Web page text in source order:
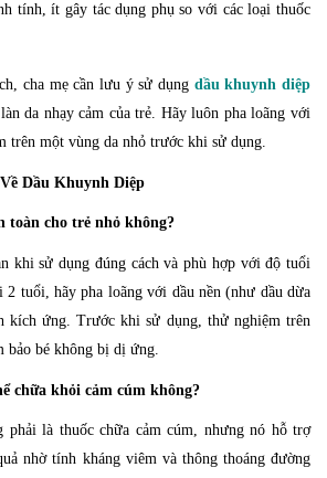
tính, ít gây tác dụng phụ so với các loại thuốc
cha mẹ cần lưu ý sử dụng dầu khuynh diệp
da nhạy cảm của trẻ. Hãy luôn pha loãng với
trên một vùng da nhỏ trước khi sử dụng.
Dầu Khuynh Diệp
toàn cho trẻ nhỏ không?
khi sử dụng đúng cách và phù hợp với độ tuổi
tuổi, hãy pha loãng với dầu nền (như dầu dừa
kích ứng. Trước khi sử dụng, thử nghiệm trên
bảo bé không bị dị ứng.
chữa khỏi cảm cúm không?
phải là thuốc chữa cảm cúm, nhưng nó hỗ trợ
nhờ tính kháng viêm và thông thoáng đường